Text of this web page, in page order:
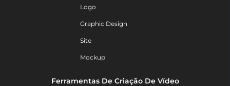
Logo
Graphic Design
Site
Mockup
Ferramentas De Criação De Vídeo